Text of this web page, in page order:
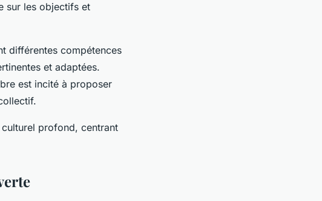
sur les objectifs et
différentes compétences
et adaptées.
est incité à proposer
profond, centrant